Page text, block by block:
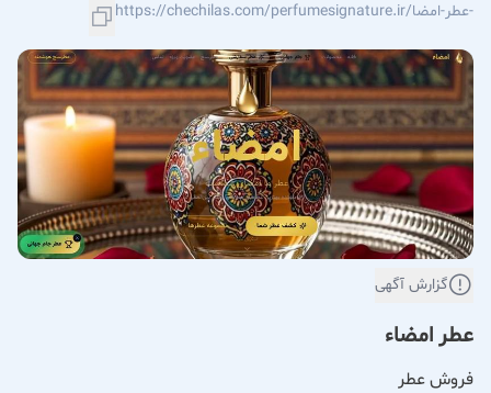
https://chechilas.com/perfumesignature.ir/عطر-امضا-
گزارش آگهی
عطر امضاء
فروش عطر